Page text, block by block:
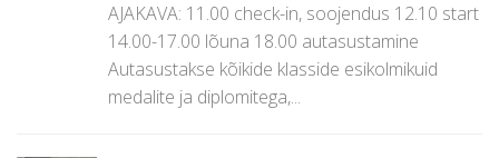
AJAKAVA: 11.00 check-in, soojendus 12.10 start
14.00-17.00 lõuna 18.00 autasustamine
Autasustakse kõikide klasside esikolmikuid
medalite ja diplomitega,...